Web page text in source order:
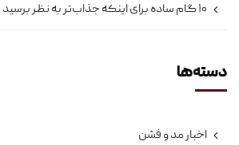
۱۰ گام ساده برای اینکه جذاب‌تر به نظر برسید
دسته‌ها
اخبار مد و فشن